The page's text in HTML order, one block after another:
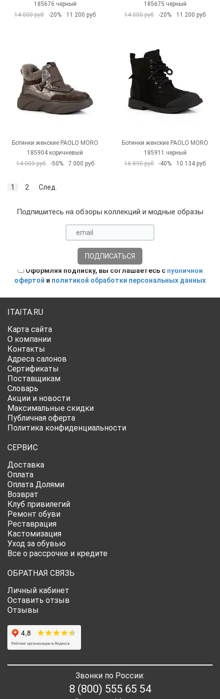
185676 черный
14 000 руб
-20% 11 200 руб
185675 черный
14 000 руб
-20% 11 200 руб
Ботинки женские PAOLO MORO
185904 коричневый
14 000 руб
-50% 7 000 руб
Ботинки женские PAOLO MORO
185911 черный
16 890 руб
-40% 10 134 руб
1 2 След.
Подпишитесь на обзоры коллекций и модные образы
Оформляя подписку, вы соглашаетесь с публичной
офертой и политикой обработки персональных данных
ITAITA.RU
Карта сайта
О компании
Контакты
Адреса салонов
Сертификаты
Поставщикам
Словарь
Акции и новости
Максимальные скидки
Публичная оферта
Политика конфиденциальности
СЕРВИС
Доставка
Оплата
Оплата Долями
Возврат
Клуб привилегий
Ремонт обуви
Реставрация
Кастомизация
Уход за обувью
Все о рассрочке и кредите
ОБРАТНАЯ СВЯЗЬ
Личный кабинет
Оставить отзыв
Отзывы
Звонки по России:
8 (800) 555 65 54